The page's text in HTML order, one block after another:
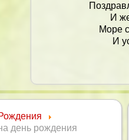
С
И
И в
И на
Я
И
Пусть
день рождения